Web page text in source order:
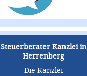
Steuerberater Kanzlei in
Herrenberg
Die Kanzlei